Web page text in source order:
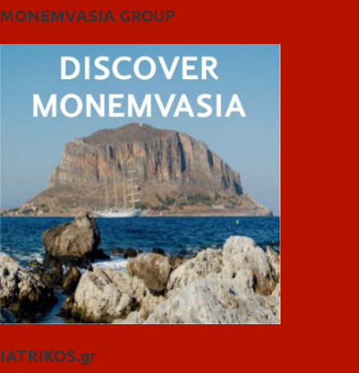
MONEMVASIA GROUP
IATRIKOS.gr